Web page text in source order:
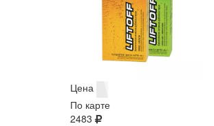
Цена
По карте
2483